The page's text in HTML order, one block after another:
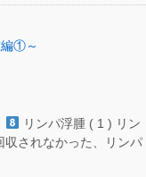
編①～
リンパ浮腫 ( 1 ) リン
収されなかった、リンパ